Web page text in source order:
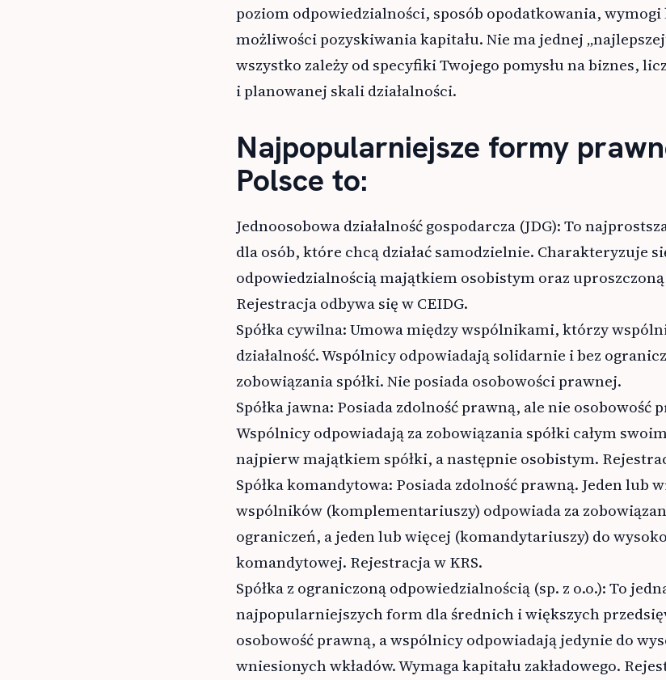
poziom odpowiedzialności, sposób opodatkowania, wymogi
możliwości pozyskiwania kapitału. Nie ma jednej
wszystko zależy od specyfiki Twojego pomysłu na biznes,
i planowanej skali działalności.
Najpopularniejsze formy
Polsce to:
Jednoosobowa działalność gospodarcza (JDG): To
dla osób, które chcą działać samodzielnie. Charakteryzuje
odpowiedzialnością majątkiem osobistym oraz
Rejestracja odbywa się w CEIDG.
Spółka cywilna: Umowa między wspólnikami, którzy
działalność. Wspólnicy odpowiadają solidarnie i bez
zobowiązania spółki. Nie posiada osobowości prawnej.
Spółka jawna: Posiada zdolność prawną, ale nie osobowość
Wspólnicy odpowiadają za zobowiązania spółki całym
najpierw majątkiem spółki, a następnie osobistym.
Spółka komandytowa: Posiada zdolność prawną. Jeden lub
wspólników (komplementariuszy) odpowiada za
ograniczeń, a jeden lub więcej (komandytariuszy) do
komandytowej. Rejestracja w KRS.
Spółka z ograniczoną odpowiedzialnością (sp. z o.o.): To
najpopularniejszych form dla średnich i większych
osobowość prawną, a wspólnicy odpowiadają jedynie do
wniesionych wkładów. Wymaga kapitału zakładowego.